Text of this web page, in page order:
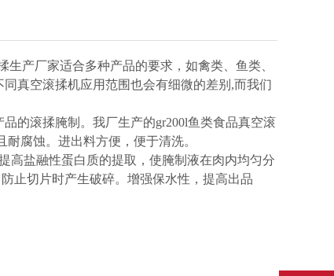
产厂家适合多种产品的要求，如禽类、鱼类、
真空滚揉机应用范围也会有细微的差别,而我们
的滚揉腌制。我厂生产的gr200l鱼类食品真空滚
腐蚀。进出料方便，便于清洗。
高盐融性蛋白质的提取，使腌制液在肉内均匀分
止切片时产生破碎。增强保水性，提高出品